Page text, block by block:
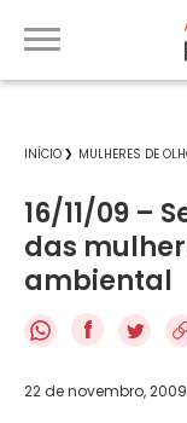
INÍCIO MULHERES DE
16/11/09 –
das
ambiental
f
22 de novembro, 2009